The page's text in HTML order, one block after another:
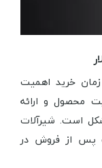
خرید اهمیت
محصول و ارائه
است. شیرآلات
پس از فروش در